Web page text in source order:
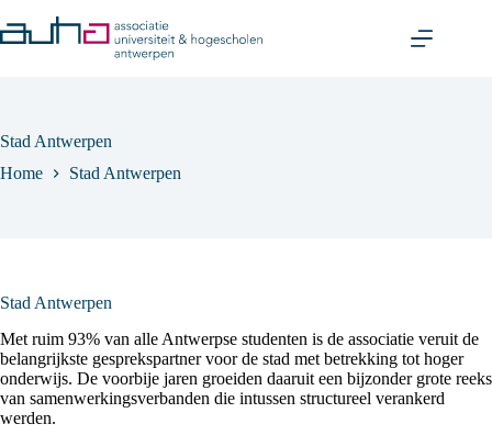
to
content
Stad Antwerpen
Home
Stad Antwerpen
Stad Antwerpen
Met ruim 93% van alle Antwerpse studenten is de associatie veruit de
belangrijkste gesprekspartner voor de stad met betrekking tot hoger
onderwijs. De voorbije jaren groeiden daaruit een bijzonder grote reeks
van samenwerkingsverbanden die intussen structureel verankerd
werden.